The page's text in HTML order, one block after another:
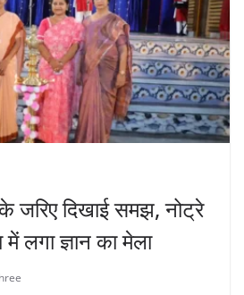
जरिए दिखाई समझ, नोट्रे
लगा ज्ञान का मेला